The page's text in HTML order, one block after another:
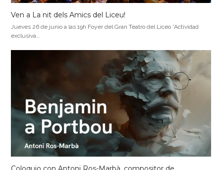
Ven a La nit dels Amics del Liceu!
Jueves 26 de junio a las 19h Foyer del Gran Teatro del Liceo *Actividad
exclusiva…